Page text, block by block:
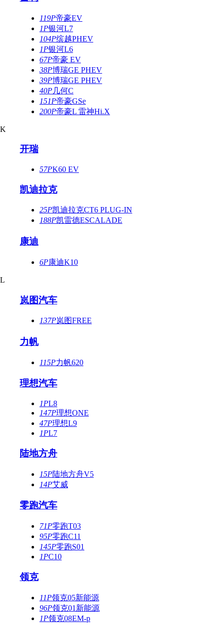
119P帝豪EV
1P银河L7
104P缤越PHEV
1P银河L6
67P帝豪 EV
38P博瑞GE PHEV
39P博瑞GE PHEV
40P几何C
151P帝豪GSe
200P帝豪L 雷神Hi.X
K
开瑞
57PK60 EV
凯迪拉克
25P凯迪拉克CT6 PLUG-IN
188P凯雷德ESCALADE
康迪
6P康迪K10
L
岚图汽车
137P岚图FREE
力帆
115P力帆620
理想汽车
1PL8
147P理想ONE
47P理想L9
1PL7
陆地方舟
15P陆地方舟V5
14P艾威
零跑汽车
71P零跑T03
95P零跑C11
145P零跑S01
1PC10
领克
11P领克05新能源
96P领克01新能源
1P领克08EM-p